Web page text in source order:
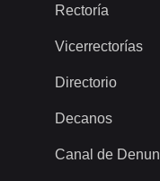
Rectoría
Vicerrectorías
Directorio
Decanos
Canal de